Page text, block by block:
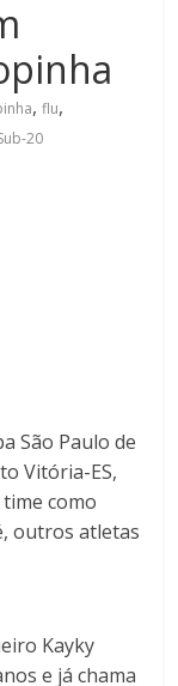
,flu,
20
São Paulo de
Vitória-ES,
como
outros atletas
Kayky
e já chama